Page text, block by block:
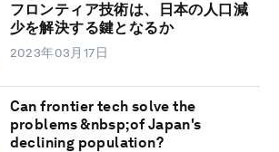
フロンティア技術は、日本の人口減
少を解決する鍵となるか
2023年03月17日
Can frontier tech solve the
problems &nbsp;of Japan's
declining population?